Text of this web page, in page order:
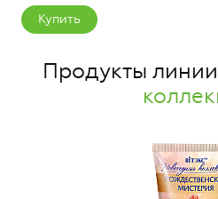
Купить
Продукты линии